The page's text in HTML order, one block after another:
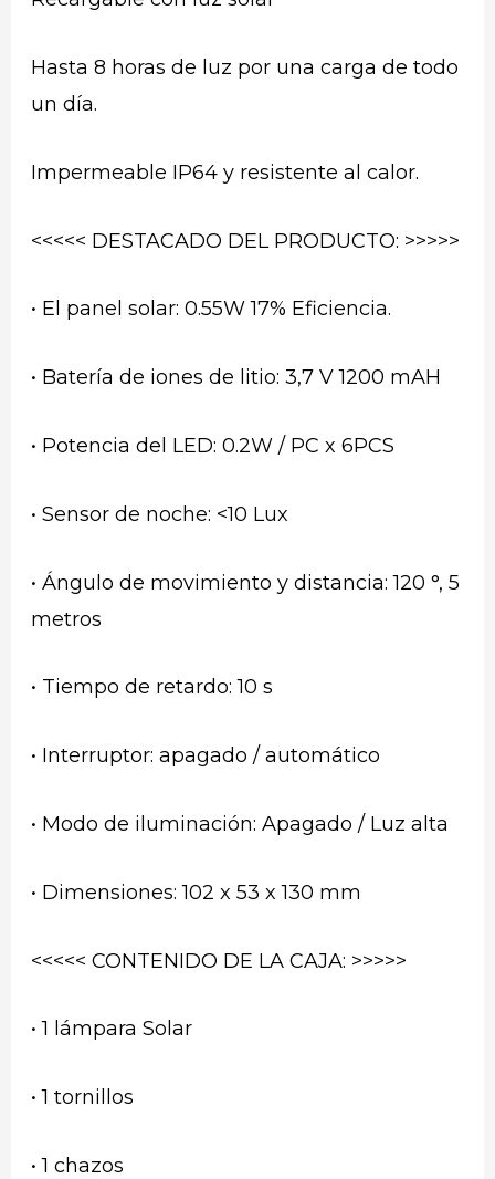
Hasta 8 horas de luz por una carga de todo
un día.
Impermeable IP64 y resistente al calor.
<<<<< DESTACADO DEL PRODUCTO: >>>>>
• El panel solar: 0.55W 17% Eficiencia.
• Batería de iones de litio: 3,7 V 1200 mAH
• Potencia del LED: 0.2W / PC x 6PCS
• Sensor de noche: <10 Lux
• Ángulo de movimiento y distancia: 120 °, 5
metros
• Tiempo de retardo: 10 s
• Interruptor: apagado / automático
• Modo de iluminación: Apagado / Luz alta
• Dimensiones: 102 x 53 x 130 mm
<<<<< CONTENIDO DE LA CAJA: >>>>>
• 1 lámpara Solar
• 1 tornillos
• 1 chazos